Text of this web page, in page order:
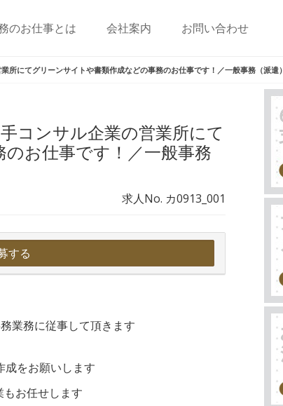
のお仕事とは 会社案内 お問い合わせ
所にてグリーンサイトや書類作成などの事務のお仕事です！／一般事務（派遣）
コンサル企業の営業所にて
お仕事です！／一般事務
求人No. カ0913_001
する
業務に従事して頂きます
をお願いします
お任せします